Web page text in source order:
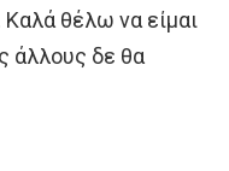
Καλά θέλω να είμαι
άλλους δε θα